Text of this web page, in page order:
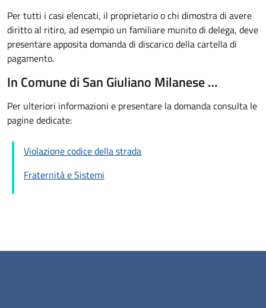
Per tutti i casi elencati, il proprietario o chi dimostra di avere
diritto al ritiro, ad esempio un familiare munito di delega, deve
presentare apposita domanda di discarico della cartella di
pagamento.
In Comune di San Giuliano Milanese …
Per ulteriori informazioni e presentare la domanda consulta le
pagine dedicate:
Violazione codice della strada
Fraternità e Sistemi